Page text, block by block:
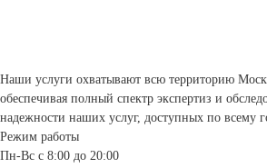
Наши услуги охватывают всю территорию
обеспечивая полный спектр экспертиз и
надежности наших услуг, доступных по всему
Режим работы
Пн-Вс с 8:00 до 20:00